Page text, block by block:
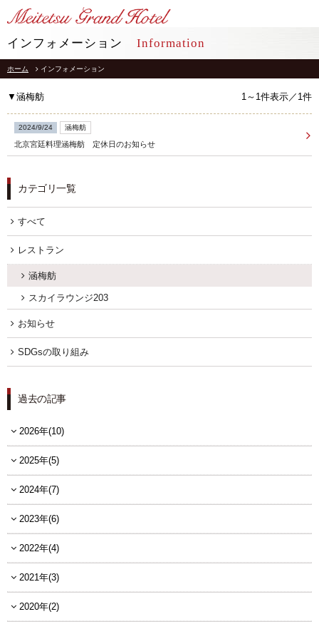
LANGUAGE
TOP トップ
STAY 宿泊
RESTAURANT レストラン
インフォメーション
アクセス
よくあるご質問
お問合せ
お取引様用通報窓口
FOLLOW US
レストラン予約
インフォメーション Information
ホーム インフォメーション
▼涵梅舫 1～1件表示／1件
2024/9/24 涵梅舫
北京宮廷料理涵梅舫 定休日のお知らせ
カテゴリ一覧
すべて
レストラン
涵梅舫
スカイラウンジ203
お知らせ
SDGsの取り組み
過去の記事
2026年(10)
2025年(5)
2024年(7)
2023年(6)
2022年(4)
2021年(3)
2020年(2)